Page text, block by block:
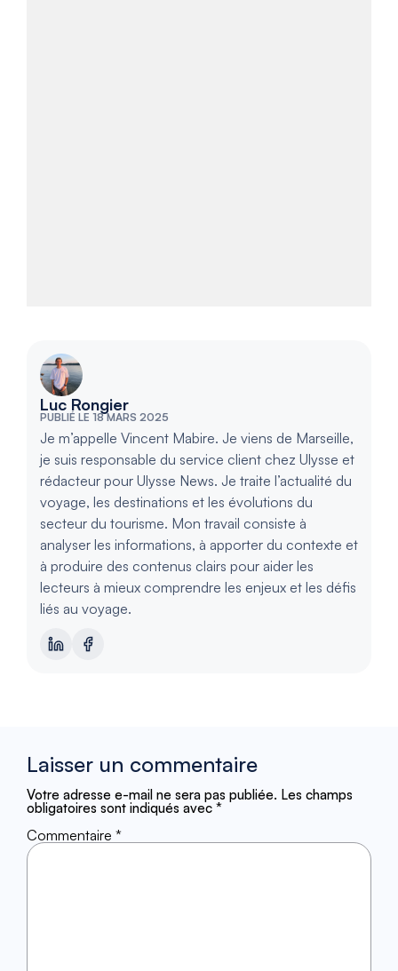
Luc Rongier
PUBLIÉ LE 18 MARS 2025
Je m’appelle Vincent Mabire. Je viens de Marseille,
je suis responsable du service client chez Ulysse et
rédacteur pour Ulysse News. Je traite l’actualité du
voyage, les destinations et les évolutions du
secteur du tourisme. Mon travail consiste à
analyser les informations, à apporter du contexte et
à produire des contenus clairs pour aider les
lecteurs à mieux comprendre les enjeux et les défis
liés au voyage.
Laisser un commentaire
Votre adresse e-mail ne sera pas publiée. Les champs
obligatoires sont indiqués avec *
Commentaire *